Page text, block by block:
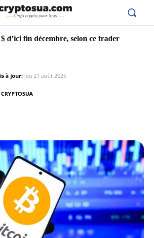
d’ici fin décembre, selon ce trader
à jour: jeu 21 août 2025